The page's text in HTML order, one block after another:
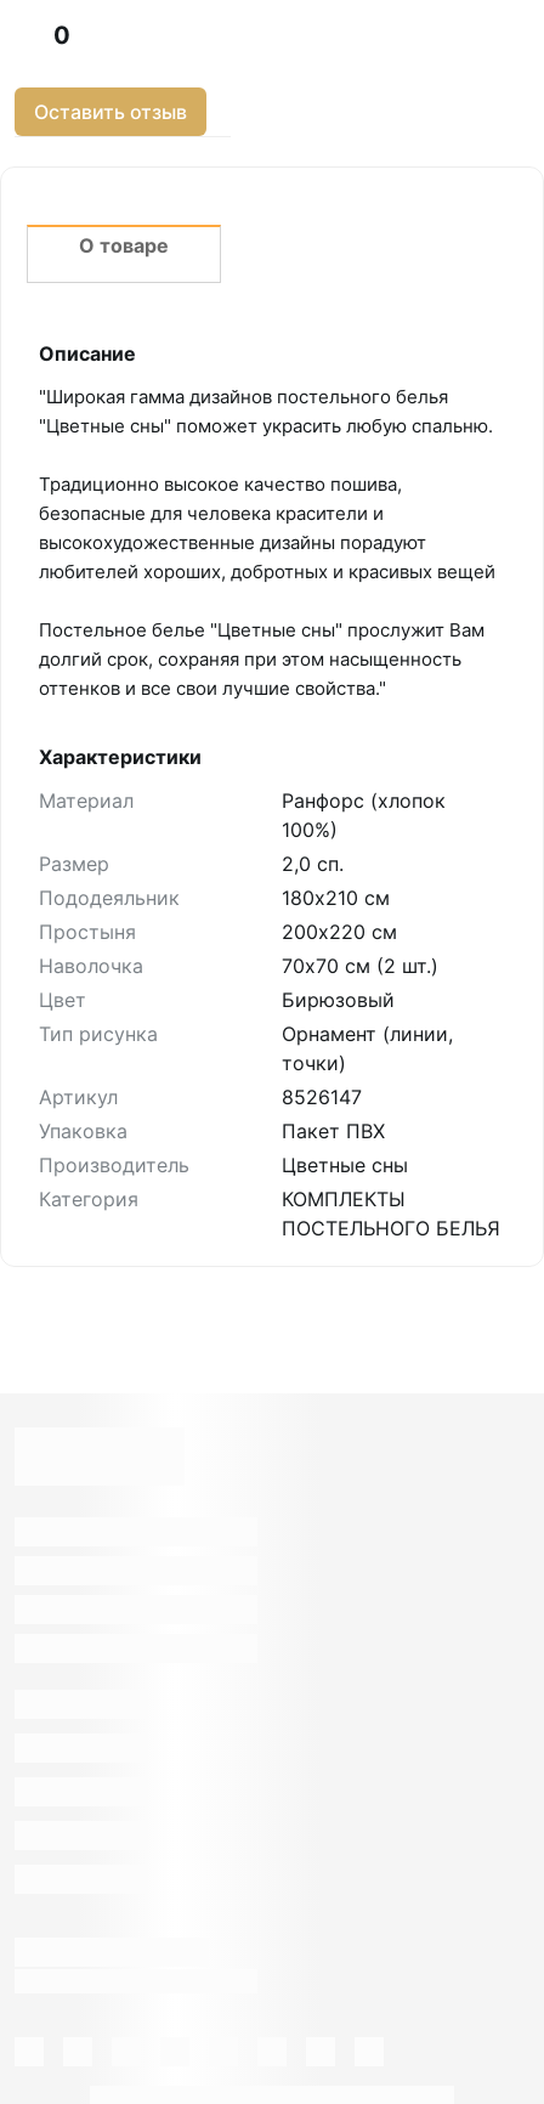
0
Оставить отзыв
О товаре
Описание
"Широкая гамма дизайнов постельного белья
"Цветные сны" поможет украсить любую спальню.
Традиционно высокое качество пошива,
безопасные для человека красители и
высокохудожественные дизайны порадуют
любителей хороших, добротных и красивых вещей
Постельное белье "Цветные сны" прослужит Вам
долгий срок, сохраняя при этом насыщенность
оттенков и все свои лучшие свойства."
Характеристики
Материал
Ранфорс (хлопок
100%)
Размер
2,0 сп.
Пододеяльник
180х210 см
Простыня
200х220 см
Наволочка
70х70 см (2 шт.)
Цвет
Бирюзовый
Тип рисунка
Орнамент (линии,
точки)
Артикул
8526147
Упаковка
Пакет ПВХ
Производитель
Цветные сны
Категория
КОМПЛЕКТЫ
ПОСТЕЛЬНОГО БЕЛЬЯ